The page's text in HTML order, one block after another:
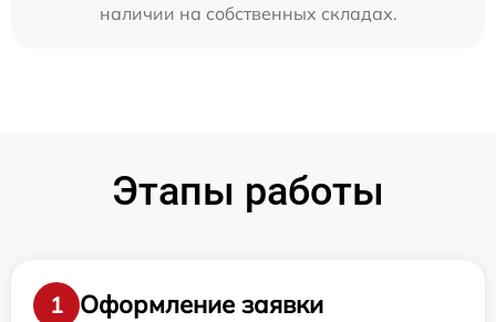
наличии на собственных складах.
Этапы работы
1
Оформление заявки